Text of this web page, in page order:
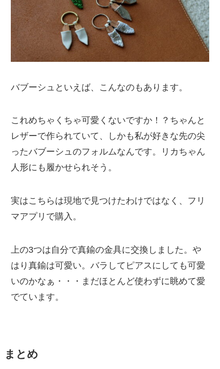
バブーシュといえば、こんなのもあります。
これめちゃくちゃ可愛くないですか！？ちゃんと
レザーで作られていて、しかも私が好きな先の尖
ったバブーシュのフォルムなんです。リカちゃん
人形にも履かせられそう。
実はこちらは現地で見つけたわけではなく、フリ
マアプリで購入。
上の3つは自分で真鍮の金具に交換しました。や
はり真鍮は可愛い。バラしてピアスにしても可愛
いのかなぁ・・・まだほとんど使わずに眺めて愛
でています。
まとめ